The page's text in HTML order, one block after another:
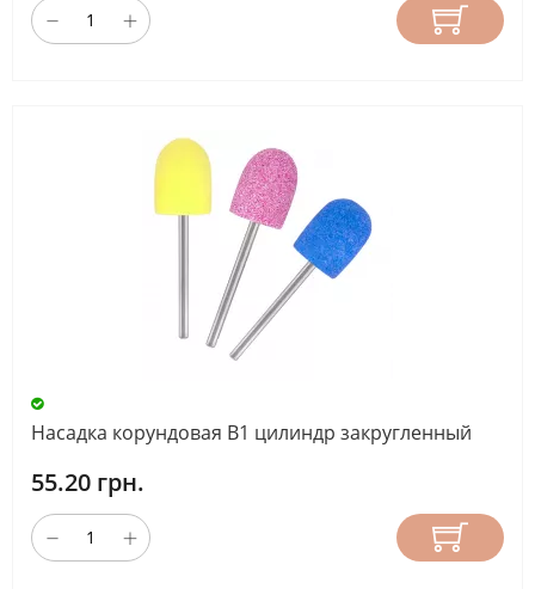
НАЗНАЧЕНИЕ
ФРЕЗЫ
Насадка корундовая B1 цилиндр закругленный
55.20 грн.